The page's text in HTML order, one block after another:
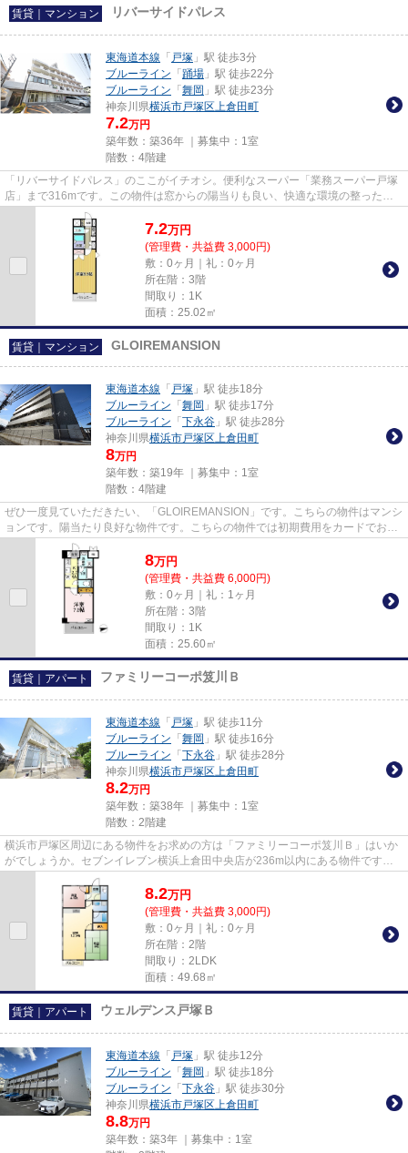
賃貸｜マンション リバーサイドパレス
東海道本線 「 戸塚 」駅 徒歩3分
ブルーライン 「 踊場 」駅 徒歩22分
ブルーライン 「 舞岡 」駅 徒歩23分
神奈川県横浜市戸塚区上倉田町
7.2万円
築年数：築36年 ｜募集中： 1室
階数：4階建
「リバーサイドパレス」のここがイチオシ。便利なスーパー「業務スーパー戸塚
店」まで316mです。この物件は窓からの陽当りも良い、快適な環境の整った物
件です。こちらの物件はマンシ...
7.2万円
(管理費・共益費 3,000円)
敷：0ヶ月｜礼：0ヶ月
所在階：3階
間取り：1K
面積：25.02㎡
賃貸｜マンション GLOIREMANSION
東海道本線 「 戸塚 」駅 徒歩18分
ブルーライン 「 舞岡 」駅 徒歩17分
ブルーライン 「 下永谷 」駅 徒歩28分
神奈川県横浜市戸塚区上倉田町
8万円
築年数：築19年 ｜募集中： 1室
階数：4階建
ぜひ一度見ていただきたい、「GLOIREMANSION」です。こちらの物件はマンシ
ョンです。陽当たり良好な物件です。こちらの物件では初期費用をカードでお支
払いいただけます。丁寧かつ迅速...
8万円
(管理費・共益費 6,000円)
敷：0ヶ月｜礼：1ヶ月
所在階：3階
間取り：1K
面積：25.60㎡
賃貸｜アパート ファミリーコーポ笈川Ｂ
東海道本線 「 戸塚 」駅 徒歩11分
ブルーライン 「 舞岡 」駅 徒歩16分
ブルーライン 「 下永谷 」駅 徒歩28分
神奈川県横浜市戸塚区上倉田町
8.2万円
築年数：築38年 ｜募集中： 1室
階数：2階建
横浜市戸塚区周辺にある物件をお求めの方は「ファミリーコーポ笈川Ｂ」はいか
がでしょうか。セブンイレブン横浜上倉田中央店が236m以内にある物件です。
クレジットカードで初期費用が...
8.2万円
(管理費・共益費 3,000円)
敷：0ヶ月｜礼：0ヶ月
所在階：2階
間取り：2LDK
面積：49.68㎡
賃貸｜アパート ウェルデンス戸塚Ｂ
東海道本線 「 戸塚 」駅 徒歩12分
ブルーライン 「 舞岡 」駅 徒歩18分
ブルーライン 「 下永谷 」駅 徒歩30分
神奈川県横浜市戸塚区上倉田町
8.8万円
築年数：築3年 ｜募集中： 1室